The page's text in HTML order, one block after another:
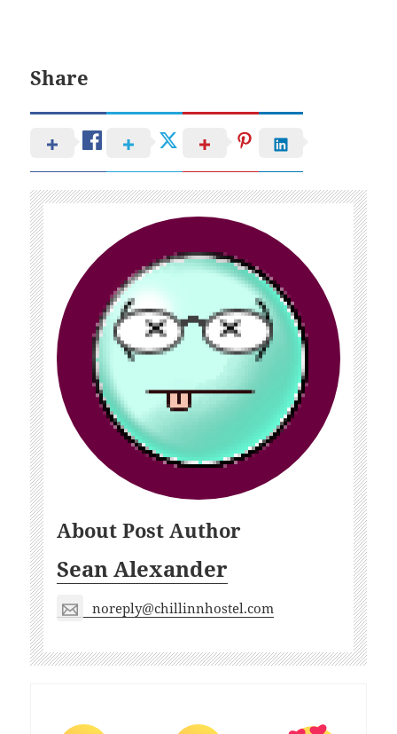
Share
About Post Author
Sean Alexander
noreply@chillinnhostel.com